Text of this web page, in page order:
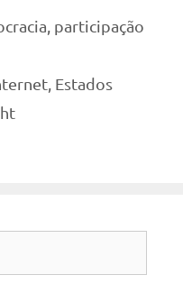
participação
, Estados